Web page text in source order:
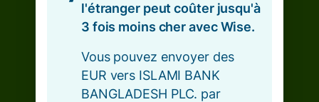
l'étranger peut coûter jusqu'à
3 fois moins cher avec Wise.
Vous pouvez envoyer des
EUR vers ISLAMI BANK
BANGLADESH PLC. par